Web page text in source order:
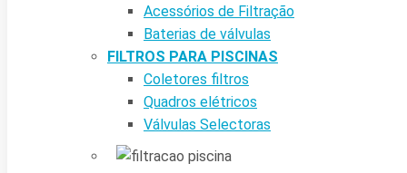
Acessórios de Filtração
Baterias de válvulas
FILTROS PARA PISCINAS
Coletores filtros
Quadros elétricos
Válvulas Selectoras